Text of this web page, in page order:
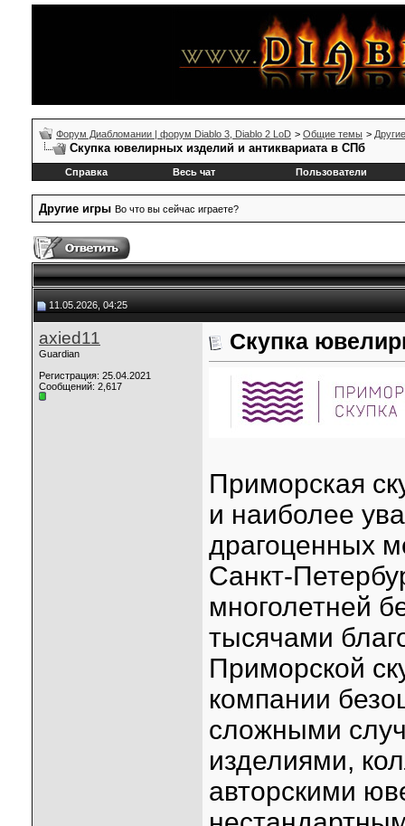
Форум Диабломании | форум Diablo 3, Diablo 2 LoD > Общие темы >
Скупка ювелирных изделий и антиквариата в СПб
Справка Весь чат Пользователи
Другие игры Во что вы сейчас играете?
11.05.2026, 04:25
axied11
Guardian
Регистрация: 25.04.2021
Сообщений: 2,617
Скупка
Приморская
и наиболее
драгоценных
Санкт-
многолетней
тысячами
Приморской
компании
сложными
изделиями,
авторскими